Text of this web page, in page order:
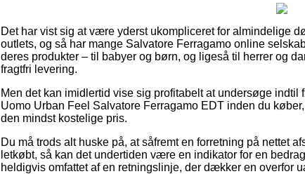
Det har vist sig at være yderst ukompliceret for almindelige
outlets, og så har mange Salvatore Ferragamo online
deres produkter – til babyer og børn, og ligeså til herrer og
fragtfri levering.
Men det kan imidlertid vise sig profitabelt at undersøge
Uomo Urban Feel Salvatore Ferragamo EDT inden du
den mindst kostelige pris.
Du må trods alt huske på, at såfremt en forretning på nettet
letkøbt, så kan det undertiden være en indikator for en
heldigvis omfattet af en retningslinje, der dækker en overfor